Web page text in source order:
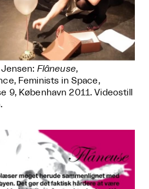
Flâneuse,
Feminists in Space,
9, København 2011. Videostill